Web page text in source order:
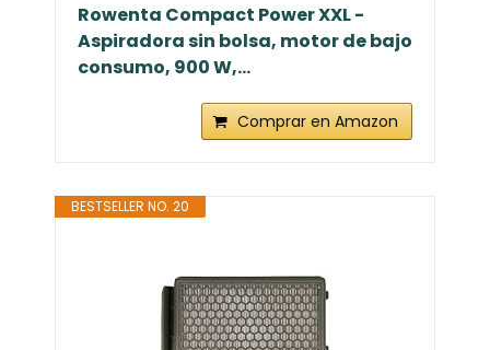
Rowenta Compact Power XXL -
Aspiradora sin bolsa, motor de bajo
consumo, 900 W,...
Comprar en Amazon
BESTSELLER NO. 20